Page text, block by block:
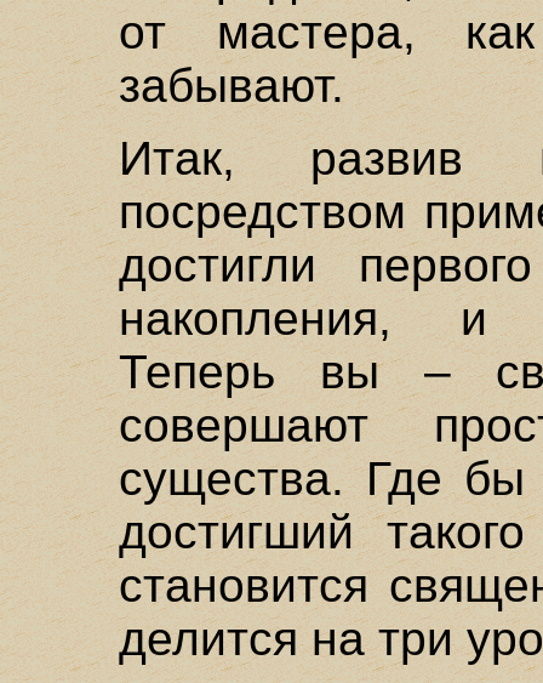
от мастера,
забывают.
Итак, развив
посредством
достигли
накопления, и
Теперь вы –
совершают
существа. Где бы
достигший
становится
делится на три